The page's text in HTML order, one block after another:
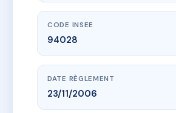
CODE INSEE
94028
DATE RÈGLEMENT
23/11/2006